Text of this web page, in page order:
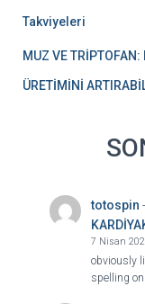
Takviyeleri
MUZ VE
ÜRETİMİNİ
totospin -
7 Nisan
obviously
spelling